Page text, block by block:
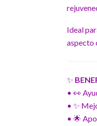
Ideal
aspecto
✨
• 👀
• ✨
• 🌟